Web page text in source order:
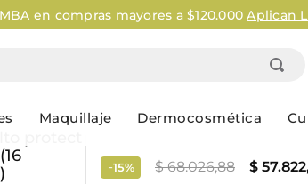
en compras mayores a $120.000Aplican
Maquillaje Dermocosmética
-15% $ 68.026,88 $ 57.822